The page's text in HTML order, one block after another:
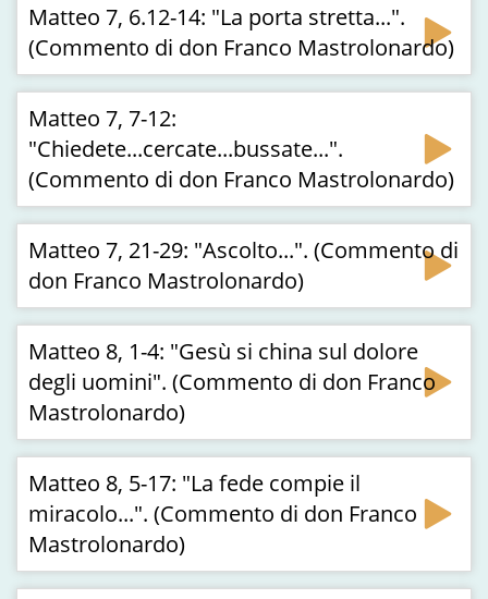
Matteo 7, 6.12-14: "La porta stretta...".
(Commento di don Franco Mastrolonardo)
Matteo 7, 7-12:
"Chiedete...cercate...bussate...".
(Commento di don Franco Mastrolonardo)
Matteo 7, 21-29: "Ascolto...". (Commento di
don Franco Mastrolonardo)
Matteo 8, 1-4: "Gesù si china sul dolore
degli uomini". (Commento di don Franco
Mastrolonardo)
Matteo 8, 5-17: "La fede compie il
miracolo...". (Commento di don Franco
Mastrolonardo)